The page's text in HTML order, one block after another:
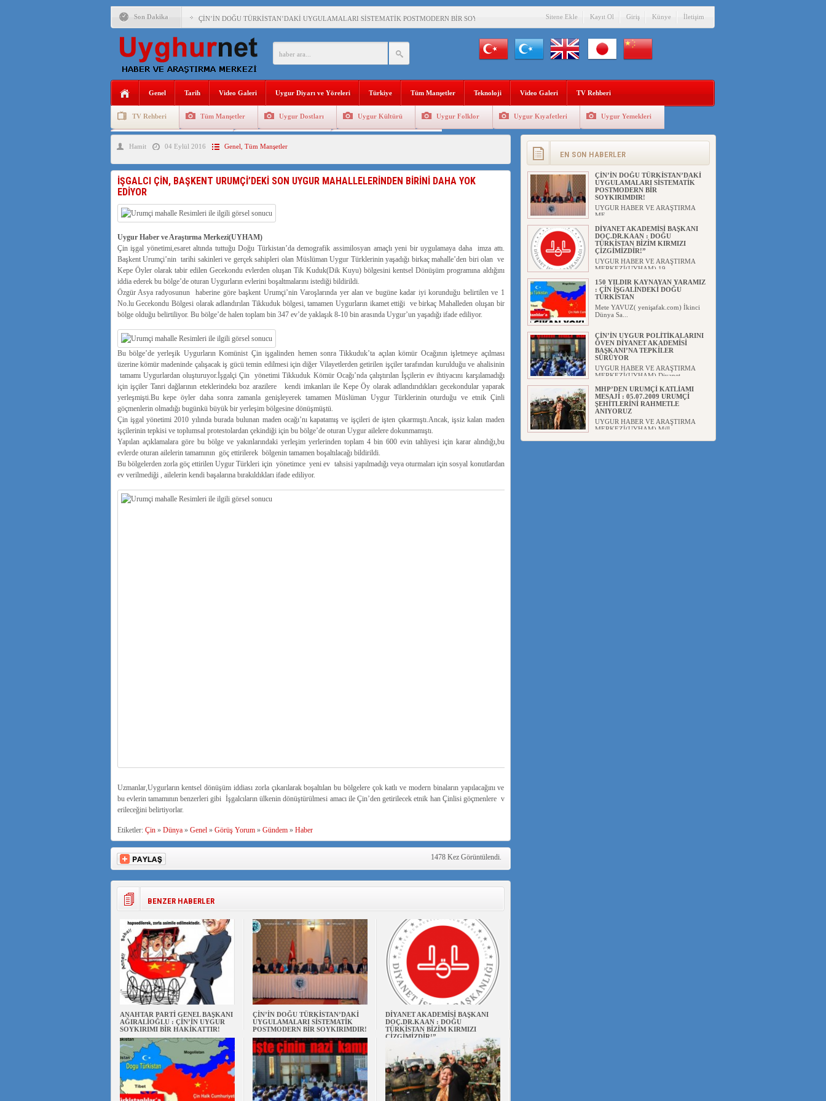
Son Dakika ÇİN’İN DOĞU TÜRKİSTAN’DAKİ UYGULAMALARI SİSTEMATİK POSTMODERN BİR SOYKIRIMDIR!
DİYANET AKADEMİSİ BAŞKANI DOÇ.DR.KAAN : DOĞU TÜRKİSTAN BİZİM KIRMIZI ÇİZGİMİZDİR!”
ÇİN’İN UYGUR POLİTİKALARINI ÖVEN DİYANET AKADEMİSİ BAŞKANI’NA TEPKİLER SÜRÜYOR
MHP’DEN URUMÇİ KATLİAMI MESAJİ : 05.07.2009 URUMÇİ ŞEHİTLERİNİ RAHMETLE ANIYORUZ
İŞGALCİ ÇİN’DEN “FETİHLER SULTANI MEHMET”DİZİSİNE GARİP SANSÜR VE HADSIZ İHTAR
SAADET PARTİSİ İLÇE BAŞKANI : TEMMUZ AYI,DOĞU TÜRKİSTAN İÇİN KATLİAM AYI DEĞİLDİR !
Sitene Ekle Kayıt Ol Giriş Künye İletişim
Genel Tarih Video Galeri Uygur Diyarı ve Yöreleri Türkiye Tüm Manşetler Teknoloji Video Galeri TV Rehberi
TV Rehberi Tüm Manşetler Uygur Dostları Uygur Kültürü Uygur Folklor Uygur Kıyafetleri Uygur Yemekleri
Uygurlarda Düğün ve Cenaze
Hamit 04 Eylül 2016 Genel Tüm Manşetler
İŞGALCI ÇİN, BAŞKENT URUMÇİ’DEKİ SON UYGUR MAHALLELERİNDEN BİRİNİ DAHA YOK
EDİYOR
Uygur Haber ve Araştırma Merkezi(UYHAM)
Çin işgal yönetimi,esaret altında tuttuğu Doğu Türkistan’da demografik assimilosyan amaçlı yeni bir uygulamaya daha imza attı.
Başkent Urumçi’nin tarihi sakinleri ve gerçek sahipleri olan Müslüman Uygur Türklerinin yaşadığı birkaç mahalle’den biri olan ve
Kepe Öyler olarak tabir edilen Gecekondu evlerden oluşan Tik Kuduk(Dik Kuyu) bölgesini kentsel Dönüşüm programına aldığını
iddia ederek bu bölge’de oturan Uygurların evlerini boşaltmalarını istediği bildirildi.
Özgür Asya radyosunun haberine göre başkent Urumçi’nin Varoşlarında yer alan ve bugüne kadar iyi korunduğu belirtilen ve 1
No.lu Gecekondu Bölgesi olarak adlandırılan Tikkuduk bölgesi, tamamen Uygurların ikamet ettiği ve birkaç Mahalleden oluşan bir
bölge olduğu belirtiliyor. Bu bölge’de halen toplam bin 347 ev’de yaklaşık 8-10 bin arasında Uygur’un yaşadığı ifade ediliyor.
Bu bölge’de yerleşik Uygurların Komünist Çin işgalinden hemen sonra Tikkuduk’ta açılan kömür Ocağının işletmeye açılması
üzerine kömür madeninde çalışacak iş gücü temin edilmesi için diğer Vilayetlerden getirilen işçiler tarafından kurulduğu ve ahalisinin
tamamı Uygurlardan oluşturuyor.İşgalçi Çin yönetimi Tikkuduk Kömür Ocağı’nda çalıştırılan İşçilerin ev ihtiyacını karşılamadığı
için işçiler Tanri dağlarının eteklerindekı boz arazilere kendi imkanları ile Kepe Öy olarak adlandırıdıkları gecekondular yaparak
yerleşmişti.Bu kepe öyler daha sonra zamanla genişleyerek tamamen Müslüman Uygur Türklerinin oturduğu ve etnik Çinli
göçmenlerin olmadığı bugünkü büyük bir yerleşim bölgesine dönüşmüştü.
Çin işgal yönetimi 2010 yılında burada bulunan maden ocağı’nı kapatamış ve işçileri de işten çıkarmıştı.Ancak, işsiz kalan maden
işçilerinin tepkisi ve toplumsal protestolardan çekindiği için bu bölge’de oturan Uygur ailelere dokunmamıştı.
Yapılan açıklamalara göre bu bölge ve yakınlarındaki yerleşim yerlerinden toplam 4 bin 600 evin tahliyesi için karar alındığı,bu
evlerde oturan ailelerin tamamının göç ettirilerek bölgenin tamamen boşaltılacağı bildirildi.
Bu bölgelerden zorla göç ettirilen Uygur Türkleri için yönetimce yeni ev tahsisi yapılmadığı veya oturmaları için sosyal konutlardan
ev verilmediği , ailelerin kendi başalarına bırakıldıkları ifade ediliyor.
Uzmanlar,Uygurların kentsel dönüşüm iddiası zorla çıkarılarak boşaltılan bu bölgelere çok katlı ve modern binaların yapılacağını ve
bu evlerin tamamının benzerleri gibi İşgalcıların ülkenin dönüştürülmesi amacı ile Çin’den getirilecek etnik han Çinlisi göçmenlere v
erileceğini belirtiyorlar.
Etiketler: Çin» Dünya» Genel» Görüş Yorum» Gündem» Haber
1478 Kez Görüntülendi.
BENZER HABERLER
ANAHTAR PARTİ GENEL BAŞKANI
AĞIRALİOĞLU : ÇİN’İN UYGUR
SOYKIRIMI BİR HAKİKATTIR!
ÇİN’İN DOĞU TÜRKİSTAN’DAKİ
UYGULAMALARI SİSTEMATİK
POSTMODERN BİR SOYKIRIMDIR!
DİYANET AKADEMİSİ BAŞKANI
DOÇ.DR.KAAN : DOĞU
TÜRKİSTAN BİZİM KIRMIZI
ÇİZGİMİZDİR!”
EN SON HABERLER
ANAHTAR PARTİ GENEL
BAŞKANI AĞIRALİOĞLU : ÇİN’İN
UYGUR SOYKIRIMI BİR
HAKİKATTIR!
UYGUR HABER VE ARAŞTIRMA
ÇİN’İN DOĞU TÜRKİSTAN’DAKİ
UYGULAMALARI SİSTEMATİK
POSTMODERN BİR
SOYKIRIMDIR!
UYGUR HABER VE ARAŞTIRMA
ME...
DİYANET AKADEMİSİ BAŞKANI
DOÇ.DR.KAAN : DOĞU
TÜRKİSTAN BİZİM KIRMIZI
ÇİZGİMİZDİR!”
UYGUR HABER VE ARAŞTIRMA
MERKEZİ(UYHAM) 19...
150 YILDIR KAYNAYAN YARAMIZ
: ÇİN İŞGALİNDEKİ DOĞU
TÜRKİSTAN
Mete YAVUZ( yenişafak.com) İkinci
Dünya Sa...
ÇİN’İN UYGUR POLİTİKALARINI
ÖVEN DİYANET AKADEMİSİ
BAŞKANI’NA TEPKİLER
SÜRÜYOR
UYGUR HABER VE ARAŞTIRMA
MERKEZİ(UYHAM) Diyanet
MHP’DEN URUMÇİ KATLİAMI
MESAJİ : 05.07.2009 URUMÇİ
ŞEHİTLERİNİ RAHMETLE
ANIYORUZ
UYGUR HABER VE ARAŞTIRMA
MERKEZİ(UYHAM) Mill...
ÇİN’İN ANKARA BÜYÜKELÇİSİ